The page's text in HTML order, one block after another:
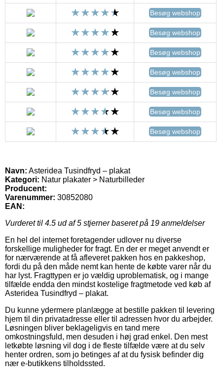
Besøg webshop
Besøg webshop
Besøg webshop
Besøg webshop
Besøg webshop
Besøg webshop
Besøg webshop
Navn: Asteridea Tusindfryd – plakat
Kategori: Natur plakater > Naturbilleder
Producent:
Varenummer: 30852080
EAN:
Vurderet til 4.5 ud af 5 stjerner baseret på 19 anmeldelser
En hel del internet foretagender udlover nu diverse
forskellige muligheder for fragt. En der er meget anvendt er
for nærværende at få afleveret pakken hos en pakkeshop,
fordi du på den måde nemt kan hente de købte varer når du
har lyst. Fragttypen er jo vældig uproblematisk, og i mange
tilfælde endda den mindst kostelige fragtmetode ved køb af
Asteridea Tusindfryd – plakat.
Du kunne ydermere planlægge at bestille pakken til levering
hjem til din privatadresse eller til adressen hvor du arbejder.
Løsningen bliver beklageligvis en tand mere
omkostningsfuld, men desuden i høj grad enkel. Den mest
letkøbte løsning vil dog i de fleste tilfælde være at du selv
henter ordren, som jo betinges af at du fysisk befinder dig
nær e-butikkens tilholdssted.